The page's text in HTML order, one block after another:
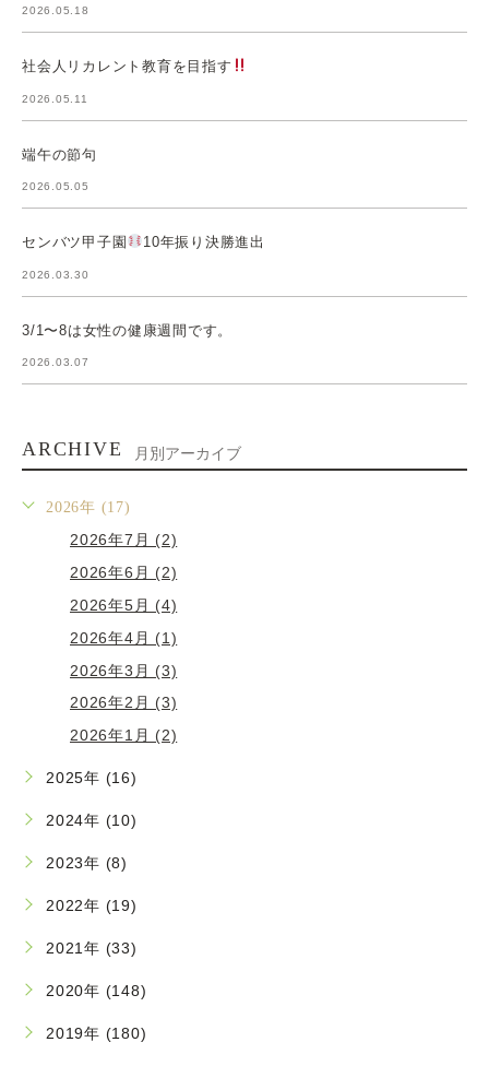
2026.05.18
社会人リカレント教育を目指す
2026.05.11
端午の節句
2026.05.05
センバツ甲子園 10年振り決勝進出
2026.03.30
3/1〜8は女性の健康週間です。
2026.03.07
ARCHIVE 月別アーカイブ
2026年 (17)
2026年7月 (2)
2026年6月 (2)
2026年5月 (4)
2026年4月 (1)
2026年3月 (3)
2026年2月 (3)
2026年1月 (2)
2025年 (16)
2024年 (10)
2023年 (8)
2022年 (19)
2021年 (33)
2020年 (148)
2019年 (180)